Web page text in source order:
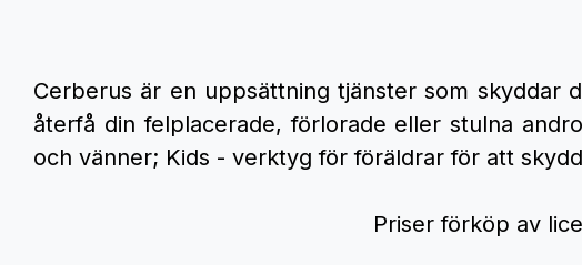
Cerberus är en uppsättning tjänster som skyddar
återfå din felplacerade, förlorade eller stulna
och vänner; Kids - verktyg för föräldrar för att
Priser förköp av